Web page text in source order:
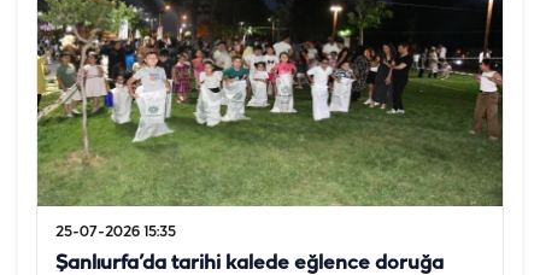
25-07-2026 15:35
Şanlıurfa’da tarihi kalede eğlence doruğa